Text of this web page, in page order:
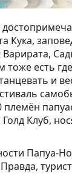
Кука,
тоже есть
и
Клуб,
Папуа-